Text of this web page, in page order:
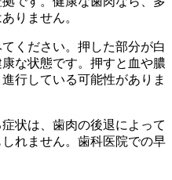
りません。
ください。押した部分が白
な状態です。押すと血や膿
行している可能性がありま
状は、歯肉の後退によって
れません。歯科医院での早